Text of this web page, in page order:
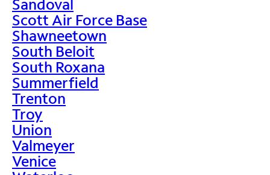
Sandoval
Scott Air Force Base
Shawneetown
South Beloit
South Roxana
Summerfield
Trenton
Troy
Union
Valmeyer
Venice